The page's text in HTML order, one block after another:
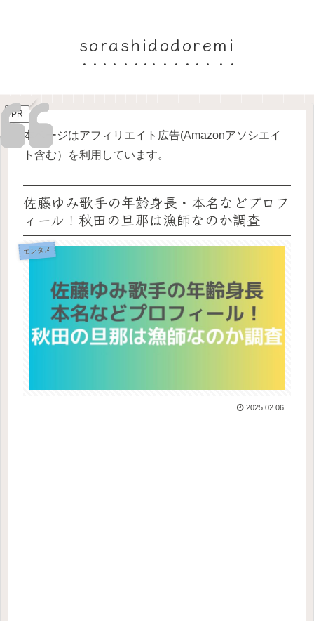
sorashidodoremi
PR
本ページはアフィリエイト広告(Amazonアソシエイ
ト含む）を利用しています。
佐藤ゆみ歌手の年齢身長・本名などプロフ
ィール！秋田の旦那は漁師なのか調査
エンタメ
2025.02.06